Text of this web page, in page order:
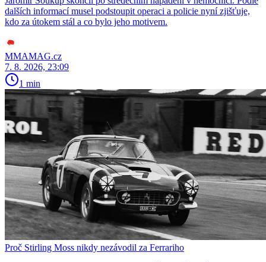
dalších informací musel podstoupit operaci a policie nyní zjišťuje,
kdo za útokem stál a co bylo jeho motivem.
MMAMAG.cz
7. 8. 2026, 23:09
1 min
Proč Stirling Moss nikdy nezávodil za Ferrariho